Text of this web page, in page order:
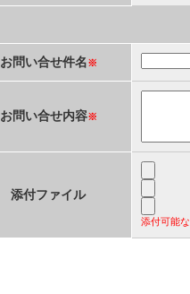
お問い合せ件名※
お問い合せ内容※
添付ファイル
添付可能